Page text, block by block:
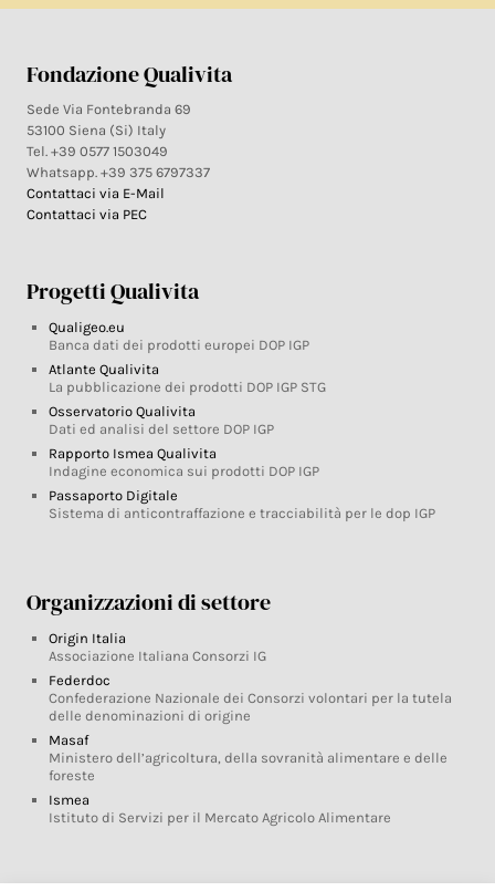
Fondazione Qualivita
Sede Via Fontebranda 69
53100 Siena (Si) Italy
Tel. +39 0577 1503049
Whatsapp. +39 375 6797337
Contattaci via E-Mail
Contattaci via PEC
Progetti Qualivita
Qualigeo.eu
Banca dati dei prodotti europei DOP IGP
Atlante Qualivita
La pubblicazione dei prodotti DOP IGP STG
Osservatorio Qualivita
Dati ed analisi del settore DOP IGP
Rapporto Ismea Qualivita
Indagine economica sui prodotti DOP IGP
Passaporto Digitale
Sistema di anticontraffazione e tracciabilità per le dop IGP
Organizzazioni di settore
Origin Italia
Associazione Italiana Consorzi IG
Federdoc
Confederazione Nazionale dei Consorzi volontari per la tutela
delle denominazioni di origine
Masaf
Ministero dell’agricoltura, della sovranità alimentare e delle
foreste
Ismea
Istituto di Servizi per il Mercato Agricolo Alimentare